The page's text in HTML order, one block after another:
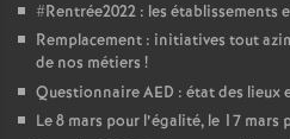
#Rentrée2022 : les établissements
Remplacement : initiatives tout
de nos métiers !
Questionnaire AED : état des lieux
Le 8 mars pour l’égalité, le 17 mars